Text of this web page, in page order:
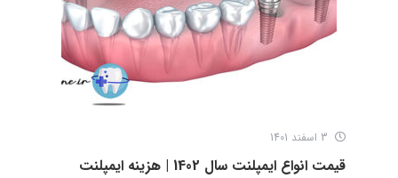
قیمت انواع ایمپلنت سال 1402 | هزینه ایمپلنت